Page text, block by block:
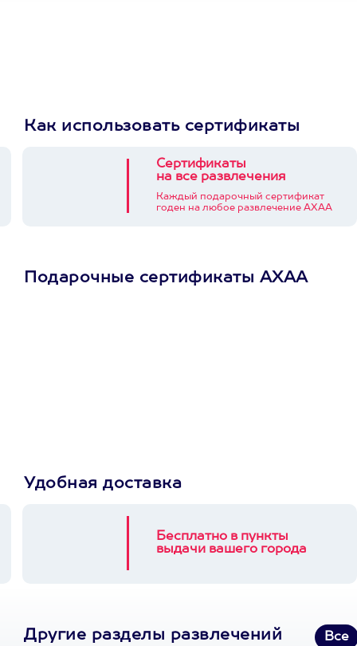
Как использовать сертификаты
Сертификаты
на все развлечения
Каждый подарочный сертификат
годен на любое развлечение АХАА
Подарочные сертификаты АХАА
Удобная доставка
Бесплатно в пункты
выдачи вашего города
Другие разделы развлечений Все